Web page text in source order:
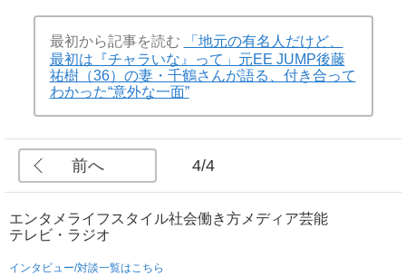
最初から記事を読む
「地元の有名人だけど、
最初は『チャラいな』って」元EE JUMP後藤
祐樹（36）の妻・千鶴さんが語る、付き合って
わかった“意外な一面”
前へ 4/4
エンタメ ライフスタイル社会働き方 メディア芸能
テレビ・ラジオ
インタビュー/対談一覧はこちら